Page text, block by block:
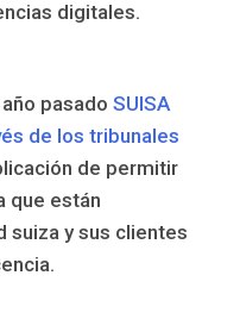
digitales.
pasado SUISA
de los tribunales
de permitir
que están
suiza y sus clientes